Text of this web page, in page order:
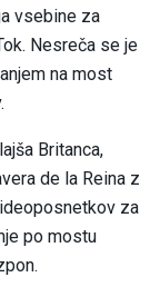
vsebine za
Nesreča se je
na most
Britanca,
de la Reina z
za
po mostu